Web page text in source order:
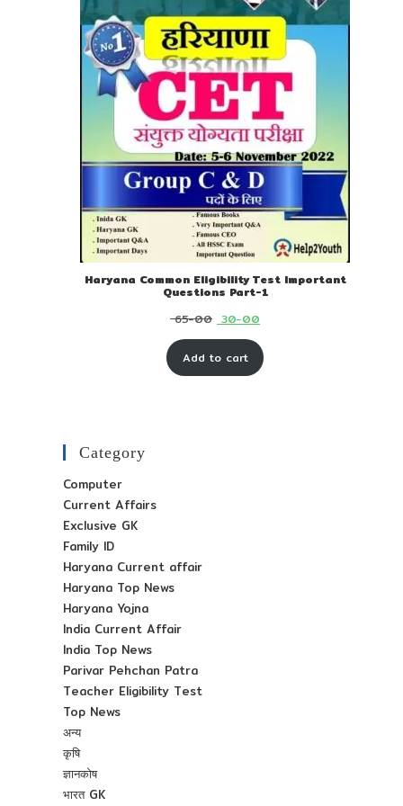
Haryana Common Eligibility Test Important
Questions Part-1
65-00 Original
price
was:
30-00Current
price
is:
Add to cart
Category
Computer
Current Affairs
Exclusive GK
Family ID
Haryana Current affair
Haryana Top News
Haryana Yojna
India Current Affair
India Top News
Parivar Pehchan Patra
Teacher Eligibility Test
Top News
अन्य
कृषि
ज्ञानकोष
भारत GK